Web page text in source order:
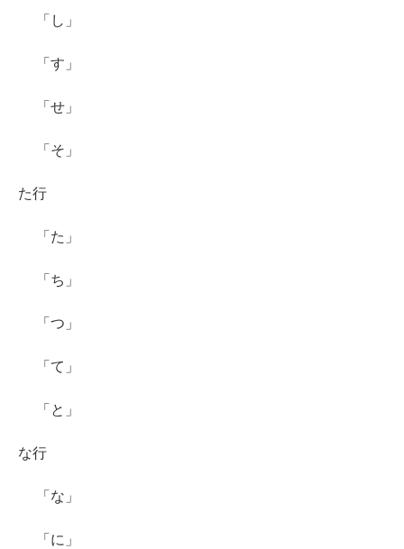
「し」
「す」
「せ」
「そ」
た行
「た」
「ち」
「つ」
「て」
「と」
な行
「な」
「に」